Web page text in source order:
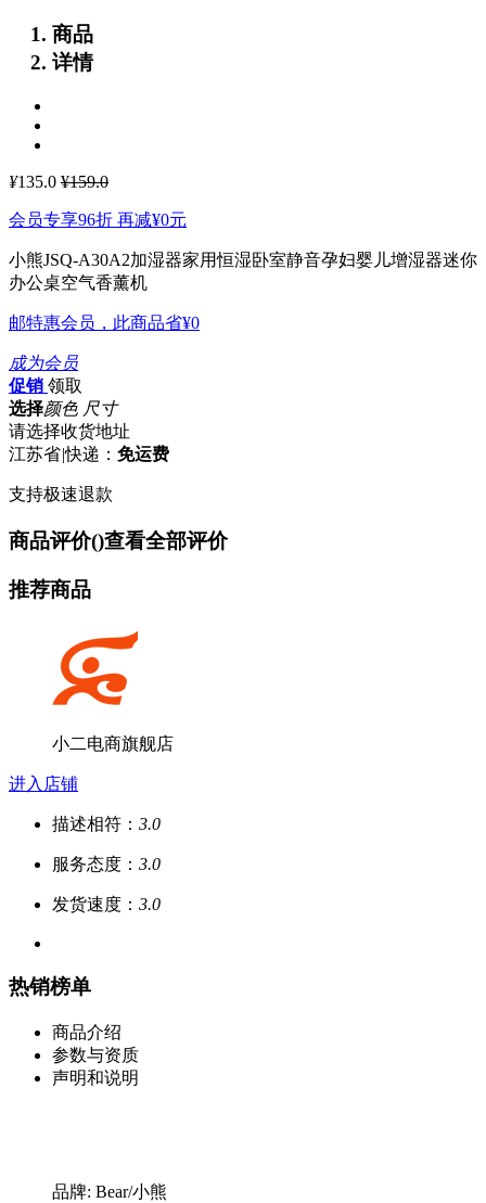
商品
详情
¥135.0 ¥159.0
会员专享96折 再减¥0元
小熊JSQ-A30A2加湿器家用恒湿卧室静音孕妇婴儿增湿器迷你
办公桌空气香薰机
邮特惠会员，此商品省¥0
成为会员
促销 领取
选择颜色 尺寸
请选择收货地址
江苏省|快递： 免运费
支持极速退款
商品评价()查看全部评价
推荐商品
小二电商旗舰店
进入店铺
描述相符： 3.0
服务态度： 3.0
发货速度： 3.0
热销榜单
商品介绍
参数与资质
声明和说明
品牌: Bear/小熊